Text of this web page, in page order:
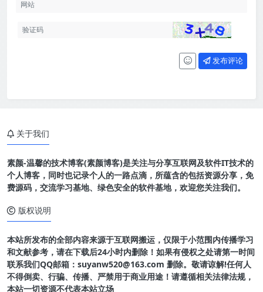
发布评论
关于我们
素颜-温馨的技术博客(素颜博客)是关注与分享互联网及软件IT技术的
个人博客，同时也记录个人的一路点滴，所蕴含的包括资源分享，免
费源码，交流学习基地、绿色安全的软件基地，欢迎您关注我们。
版权说明
本站所发布的全部内容来源于互联网搬运，仅限于小范围内传播学习
和文献参考，请在下载后24小时内删除！如果有侵权之处请第一时间
联系我们QQ邮箱：suyanw520@163.com 删除。敬请谅解!任何人
不得倒卖、行骗、传播、严禁用于商业用途！请遵循相关法律法规，
本站一切资源不代表本站立场